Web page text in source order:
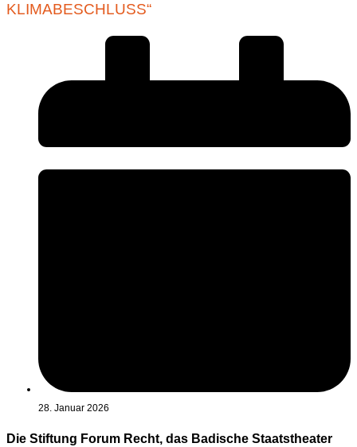
KLIMABESCHLUSS“
28. Januar 2026
Die Stiftung Forum Recht, das Badische Staatstheater